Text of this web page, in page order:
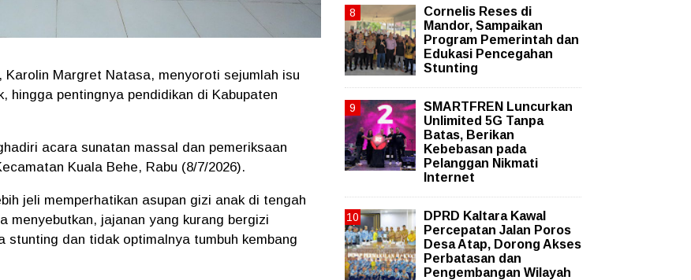
Karolin Margret Natasa, menyoroti sejumlah isu
hingga pentingnya pendidikan di Kabupaten
acara sunatan massal dan pemeriksaan
Kuala Behe, Rabu (8/7/2026).
jeli memperhatikan asupan gizi anak di tengah
menyebutkan, jajanan yang kurang bergizi
stunting dan tidak optimalnya tumbuh kembang
Cornelis Reses di
Mandor, Sampaikan
Program Pemerintah dan
Edukasi Pencegahan
Stunting
SMARTFREN Luncurkan
Unlimited 5G Tanpa
Batas, Berikan
Kebebasan pada
Pelanggan Nikmati
Internet
DPRD Kaltara Kawal
Percepatan Jalan Poros
Desa Atap, Dorong Akses
Perbatasan dan
Pengembangan Wilayah